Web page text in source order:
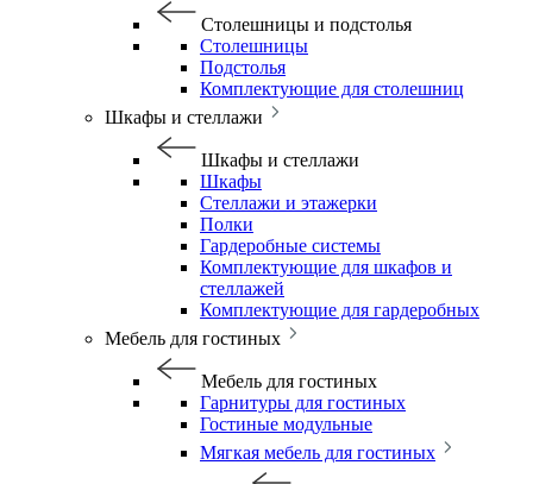
Столешницы и подстолья
Столешницы
Подстолья
Комплектующие для столешниц
Шкафы и стеллажи
Шкафы и стеллажи
Шкафы
Стеллажи и этажерки
Полки
Гардеробные системы
Комплектующие для шкафов и
стеллажей
Комплектующие для гардеробных
Мебель для гостиных
Мебель для гостиных
Гарнитуры для гостиных
Гостиные модульные
Мягкая мебель для гостиных